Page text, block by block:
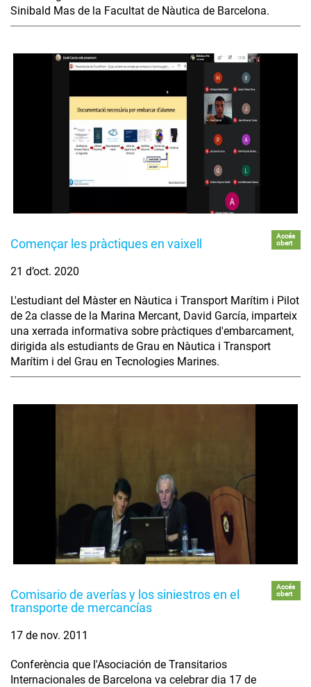
Sinibald Mas de la Facultat de Nàutica de Barcelona.
Començar les pràctiques en vaixell
Accés
obert
21 d’oct. 2020
L'estudiant del Màster en Nàutica i Transport Marítim i Pilot
de 2a classe de la Marina Mercant, David García, imparteix
una xerrada informativa sobre pràctiques d'embarcament,
dirigida als estudiants de Grau en Nàutica i Transport
Marítim i del Grau en Tecnologies Marines.
Comisario de averías y los siniestros en el
transporte de mercancías
Accés
obert
17 de nov. 2011
Conferència que l'Asociación de Transitarios
Internacionales de Barcelona va celebrar dia 17 de